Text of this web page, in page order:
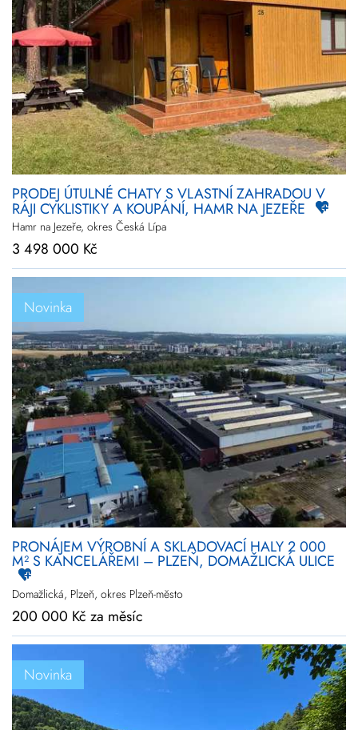
PRODEJ ÚTULNÉ CHATY S VLASTNÍ ZAHRADOU V
RÁJI CYKLISTIKY A KOUPÁNÍ, HAMR NA JEZEŘE
Hamr na Jezeře, okres Česká Lípa
3 498 000 Kč
Novinka
PRONÁJEM VÝROBNÍ A SKLADOVACÍ HALY 2 000
M² S KANCELÁŘEMI – PLZEŇ, DOMAŽLICKÁ ULICE
Domažlická, Plzeň, okres Plzeň-město
200 000 Kč za měsíc
Novinka